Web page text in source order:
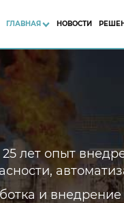
ГЛАВНАЯ НОВОСТИ
лет опыт
и